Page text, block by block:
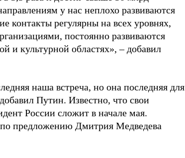
у нас неплохо развиваются
контакты регулярны на всех уровнях,
постоянно развиваются
и культурной областях», – добавил
наша встреча, но она последняя для
Путин. Известно, что свои
России сложит в начале мая.
предложению Дмитрия Медведева